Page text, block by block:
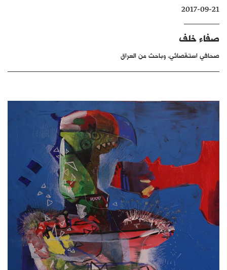
كتّابنا
الأرشيف
2017-09-21
صفاء خلف
صحافي استقصائي، وباحث من العراق